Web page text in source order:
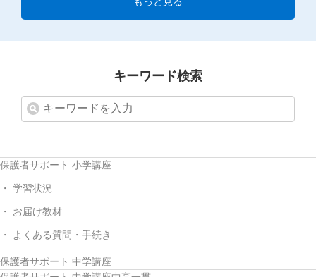
キーワード検索
保護者サポート 小学講座
学習状況
お届け教材
よくある質問・手続き
保護者サポート 中学講座